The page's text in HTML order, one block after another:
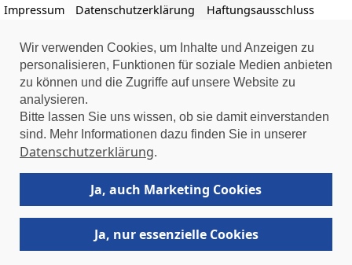
Impressum
Datenschutzerklärung Haftungsausschluss
Wir verwenden Cookies, um Inhalte und Anzeigen zu
personalisieren, Funktionen für soziale Medien anbieten
zu können und die Zugriffe auf unsere Website zu
analysieren.
Bitte lassen Sie uns wissen, ob sie damit einverstanden
sind. Mehr Informationen dazu finden Sie in unserer
Datenschutzerklärung.
Ja, auch Marketing Cookies
Ja, nur essenzielle Cookies